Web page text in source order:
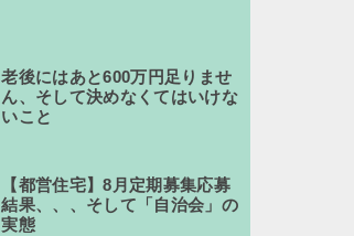
老後にはあと600万円足りませ
ん、そして決めなくてはいけな
いこと
【都営住宅】8月定期募集応募
結果、、、そして「自治会」の
実態